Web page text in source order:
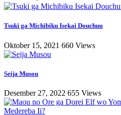
Tsuki ga Michibiku Isekai Douchuu
Oktober 15, 2021 660 Views
Seija Musou
Desember 27, 2022 655 Views